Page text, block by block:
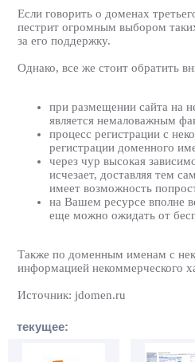
Если говорить о доменах
пестрит огромным выбором
за его поддержку.
Однако, все же стоит обратить
при размещении сайта на
является немаловажным
процесс регистрации с
регистрации доменного
через чур высокая
исчезает, доставляя тем
имеет возможность
на Вашем ресурсе вполне
еще можно ожидать от
Также по доменным именам с
информацией некоммерческого
Источник: jdomen.ru
текущее: